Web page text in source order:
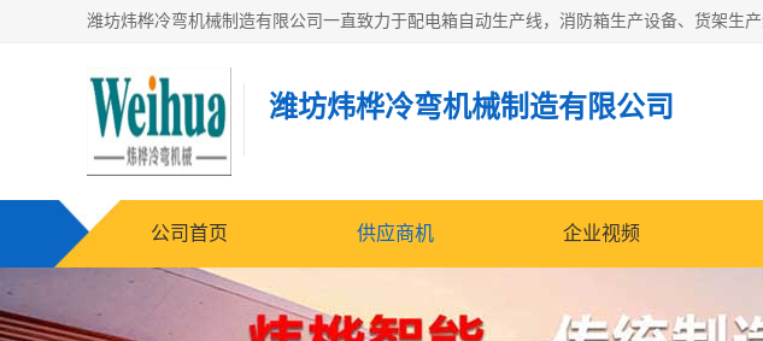
潍坊炜桦冷弯机械制造有限公司
公司首页 供应商机 企业视频